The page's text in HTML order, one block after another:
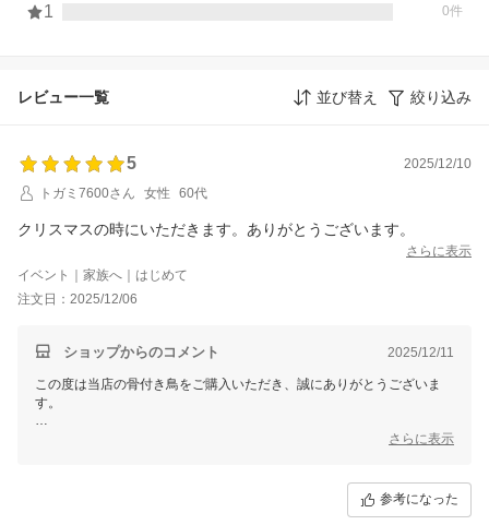
1 0件
レビュー一覧 並び替え 絞り込み
5
2025/12/10
トガミ7600さん
女性 60代
クリスマスの時にいただきます。ありがとうございます。
さらに表示
イベント｜家族へ｜はじめて
注文日：2025/12/06
ショップからのコメント 2025/12/11
この度は当店の骨付き鳥をご購入いただき、誠にありがとうございま
す。
クリスマスの食卓にお選びいただけたとのこと、大変嬉しく思います。
今後も、特別な日にも日常のごちそうにもぴったりな一品をお届けでき
さらに表示
参考になった